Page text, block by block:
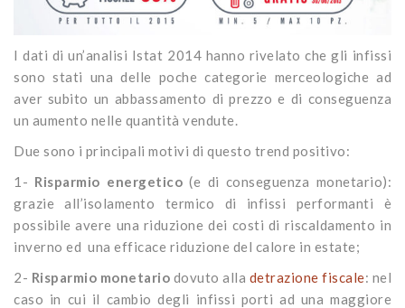
I dati di un’analisi Istat 2014 hanno rivelato che gli infissi
sono stati una delle poche categorie merceologiche ad
aver subito un abbassamento di prezzo e di conseguenza
un aumento nelle quantità vendute.
Due sono i principali motivi di questo trend positivo:
1- Risparmio energetico (e di conseguenza monetario):
grazie all’isolamento termico di infissi performanti è
possibile avere una riduzione dei costi di riscaldamento in
inverno ed una efficace riduzione del calore in estate;
2- Risparmio monetario dovuto alla detrazione fiscale: nel
caso in cui il cambio degli infissi porti ad una maggiore